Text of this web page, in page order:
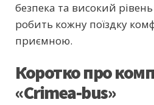
безпека та високий рівень
робить кожну поїздку
приємною.
Коротко про
«Crimea-bus»